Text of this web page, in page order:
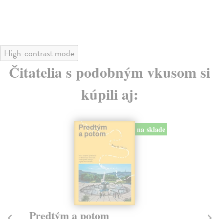
High-contrast mode
Čitatelia s podobným vkusom si
kúpili aj:
Město a jeho nejisté zdi